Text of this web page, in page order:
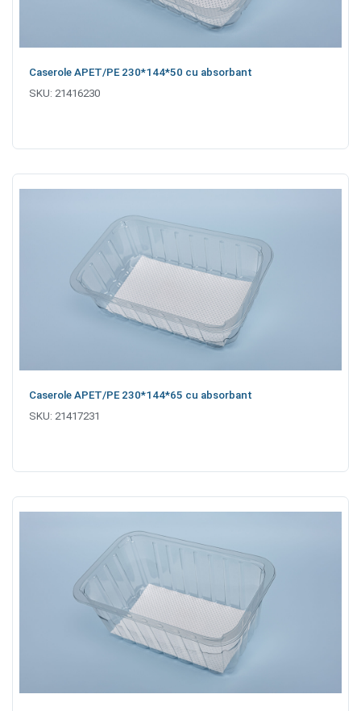
Caserole APET/PE 230*144*50 cu absorbant
SKU: 21416230
Caserole APET/PE 230*144*65 cu absorbant
SKU: 21417231